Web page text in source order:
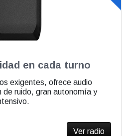
en cada turno
exigentes, ofrece audio
de ruido, gran autonomía y
Ver radio